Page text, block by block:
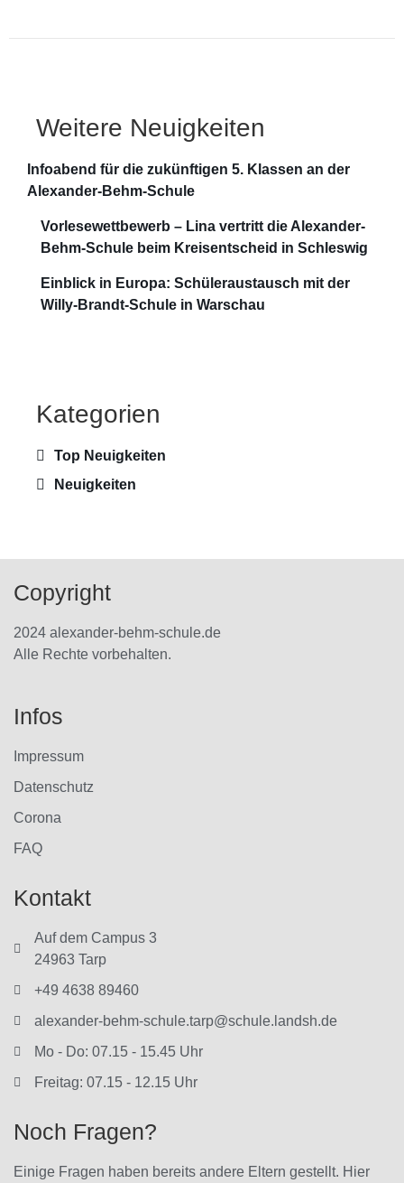
Weitere Neuigkeiten
Infoabend für die zukünftigen 5. Klassen an der
Alexander-Behm-Schule
Vorlesewettbewerb – Lina vertritt die Alexander-
Behm-Schule beim Kreisentscheid in Schleswig
Einblick in Europa: Schüleraustausch mit der
Willy-Brandt-Schule in Warschau
Kategorien
Top Neuigkeiten
Neuigkeiten
Copyright
2024 alexander-behm-schule.de
Alle Rechte vorbehalten.
Infos
Impressum
Datenschutz
Corona
FAQ
Kontakt
Auf dem Campus 3
24963 Tarp
+49 4638 89460
alexander-behm-schule.tarp@schule.landsh.de
Mo - Do: 07.15 - 15.45 Uhr
Freitag: 07.15 - 12.15 Uhr
Noch Fragen?
Einige Fragen haben bereits andere Eltern gestellt. Hier